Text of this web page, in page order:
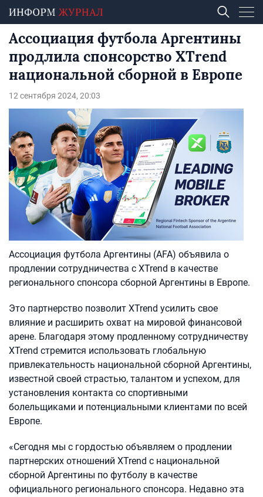
Ассоциация футбола Аргентины
продлила спонсорство XTrend
национальной сборной в Европе
12 сентября 2024, 20:03
Ассоциация футбола Аргентины (AFA) объявила о
продлении сотрудничества с XTrend в качестве
регионального спонсора сборной Аргентины в Европе.
Это партнерство позволит XTrend усилить свое
влияние и расширить охват на мировой финансовой
арене. Благодаря этому продленному сотрудничеству
XTrend стремится использовать глобальную
привлекательность национальной сборной Аргентины,
известной своей страстью, талантом и успехом, для
установления контакта со спортивными
болельщиками и потенциальными клиентами по всей
Европе.
«Сегодня мы с гордостью объявляем о продлении
партнерских отношений XTrend с национальной
сборной Аргентины по футболу в качестве
официального регионального спонсора. Недавно эта